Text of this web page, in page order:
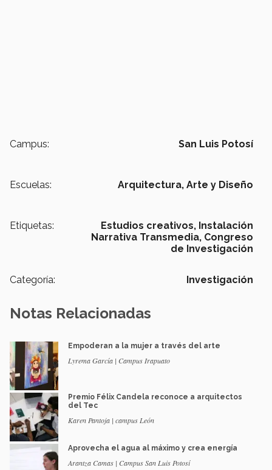
Campus: San Luis Potosí
Escuelas: Arquitectura, Arte y Diseño
Etiquetas: Estudios creativos, Instalación
Narrativa Transmedia, Congreso
de Investigación
Categoría: Investigación
Notas Relacionadas
Empoderan a la mujer a través del arte
Lyrema García | Campus Irapuato
Premio Félix Candela reconoce a arquitectos
del Tec
Karen Pantoja | campus León
Aprovecha el agua al máximo y crea energía
Arantza Camas | Campus San Luis Potosí